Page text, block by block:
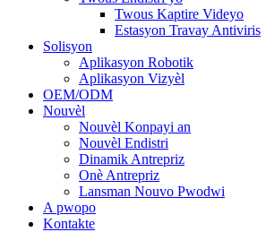
Twous Kaptire Videyo
Estasyon Travay Antiviris
Solisyon
Aplikasyon Robotik
Aplikasyon Vizyèl
OEM/ODM
Nouvèl
Nouvèl Konpayi an
Nouvèl Endistri
Dinamik Antrepriz
Onè Antrepriz
Lansman Nouvo Pwodwi
A pwopo
Kontakte